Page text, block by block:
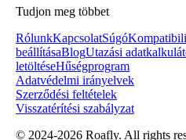
Tudjon meg többet
RólunkKapcsolatSúgó
beállításaBlogUtazási
letöltéseHűségprogram
Adatvédelmi irányelvek
Szerződési feltételek
Visszatérítési szabályzat
© 2024-2026 Roafly. All rights